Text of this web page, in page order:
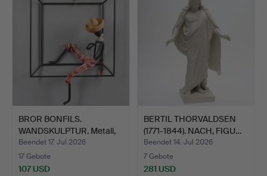
BROR BONFILS.
WANDSKULPTUR. Metall,
Holz u…
Beendet 17. Jul 2026
17 Gebote
107 USD
BERTIL THORVALDSEN
(1771-1844). NACH, FIGU…
Beendet 14. Jul 2026
7 Gebote
281 USD